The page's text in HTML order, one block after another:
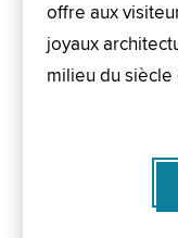
offre aux
joyaux
milieu du siècle